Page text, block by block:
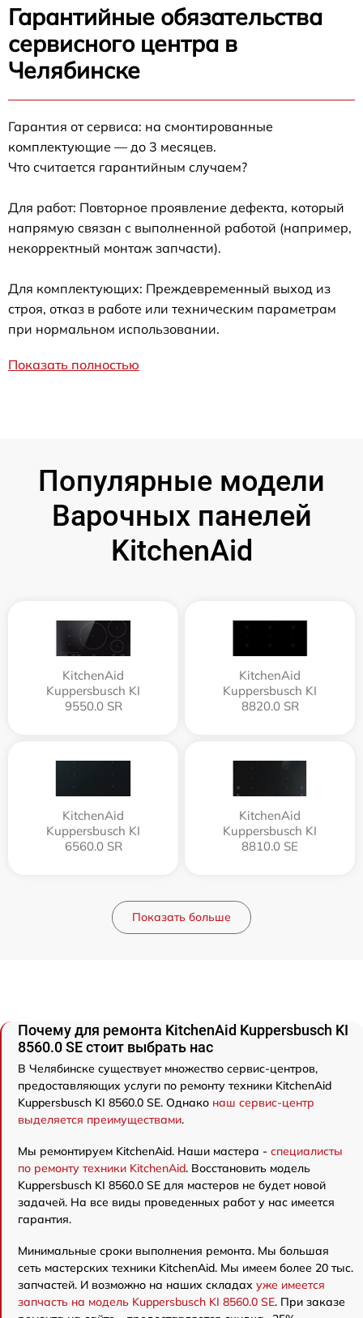
Гарантийные обязательства
сервисного центра в
Челябинске
Гарантия от сервиса: на смонтированные
комплектующие — до 3 месяцев.
Что считается гарантийным случаем?
Для работ: Повторное проявление дефекта, который
напрямую связан с выполненной работой (например,
некорректный монтаж запчасти).
Для комплектующих: Преждевременный выход из
строя, отказ в работе или техническим параметрам
при нормальном использовании.
Показать полностью
Популярные модели
Варочных панелей
KitchenAid
KitchenAid
Kuppersbusch KI
9550.0 SR
KitchenAid
Kuppersbusch KI
8820.0 SR
KitchenAid
Kuppersbusch KI
6560.0 SR
KitchenAid
Kuppersbusch KI
8810.0 SE
Показать больше
Почему для ремонта KitchenAid Kuppersbusch KI
8560.0 SE стоит выбрать нас
В Челябинске существует множество сервис-центров,
предоставляющих услуги по ремонту техники KitchenAid
Kuppersbusch KI 8560.0 SE. Однако наш сервис-центр
выделяется преимуществами.
Мы ремонтируем KitchenAid. Наши мастера - специалисты
по ремонту техники KitchenAid. Восстановить модель
Kuppersbusch KI 8560.0 SE для мастеров не будет новой
задачей. На все виды проведенных работ у нас имеется
гарантия.
Минимальные сроки выполнения ремонта. Мы большая
сеть мастерских техники KitchenAid. Мы имеем более 20 тыс.
запчастей. И возможно на наших складах уже имеется
запчасть на модель Kuppersbusch KI 8560.0 SE. При заказе